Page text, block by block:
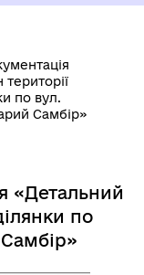
по вул.
Самбір»
«Детальний
по